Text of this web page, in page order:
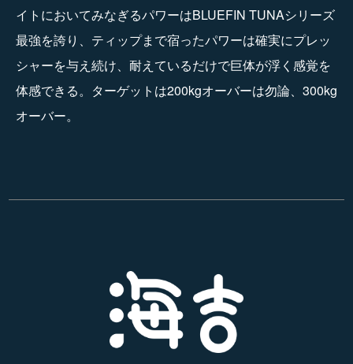
イトにおいてみなぎるパワーはBLUEFIN TUNAシリーズ
最強を誇り、ティップまで宿ったパワーは確実にプレッ
シャーを与え続け、耐えているだけで巨体が浮く感覚を
体感できる。ターゲットは200kgオーバーは勿論、300kg
オーバー。